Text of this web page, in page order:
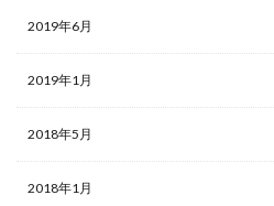
2019年6月
2019年1月
2018年5月
2018年1月